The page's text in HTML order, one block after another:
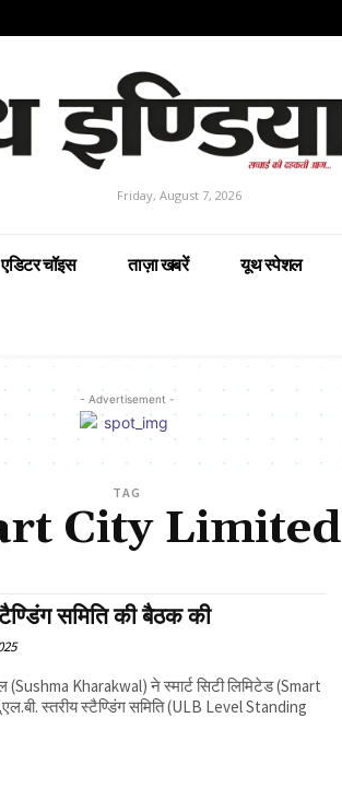
Friday, August 7, 2026
एडिटर चॉइस ताज़ा खबरें यूथ स्पेशल
- Advertisement -
TAG
City Limited
समिति की बैठक की
Kharakwal) ने स्मार्ट सिटी लिमिटेड (Smart
स्तरीय स्टैण्डिंग समिति (ULB Level Standing